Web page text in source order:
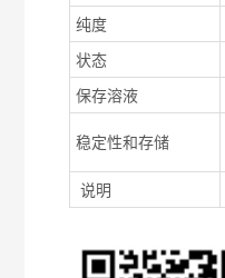
纯度
状态
保存溶液
稳定性和存储
说明